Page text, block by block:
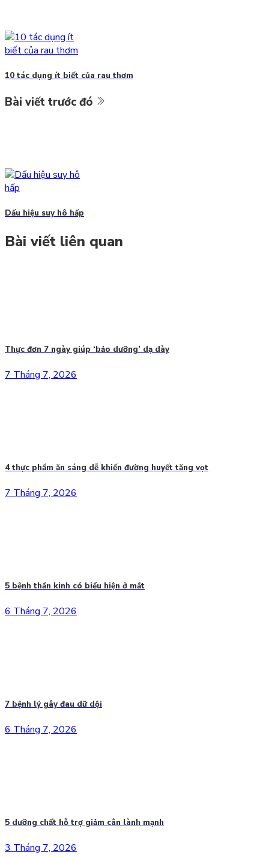
10 tác dụng ít biết của rau thơm
Bài viết trước đó
Dấu hiệu suy hô hấp
Bài viết liên quan
Thực đơn 7 ngày giúp ‘bảo dưỡng’ dạ dày
7 Tháng 7, 2026
4 thực phẩm ăn sáng dễ khiến đường huyết tăng vọt
7 Tháng 7, 2026
5 bệnh thần kinh có biểu hiện ở mắt
6 Tháng 7, 2026
7 bệnh lý gây đau dữ dội
6 Tháng 7, 2026
5 dưỡng chất hỗ trợ giảm cân lành mạnh
3 Tháng 7, 2026